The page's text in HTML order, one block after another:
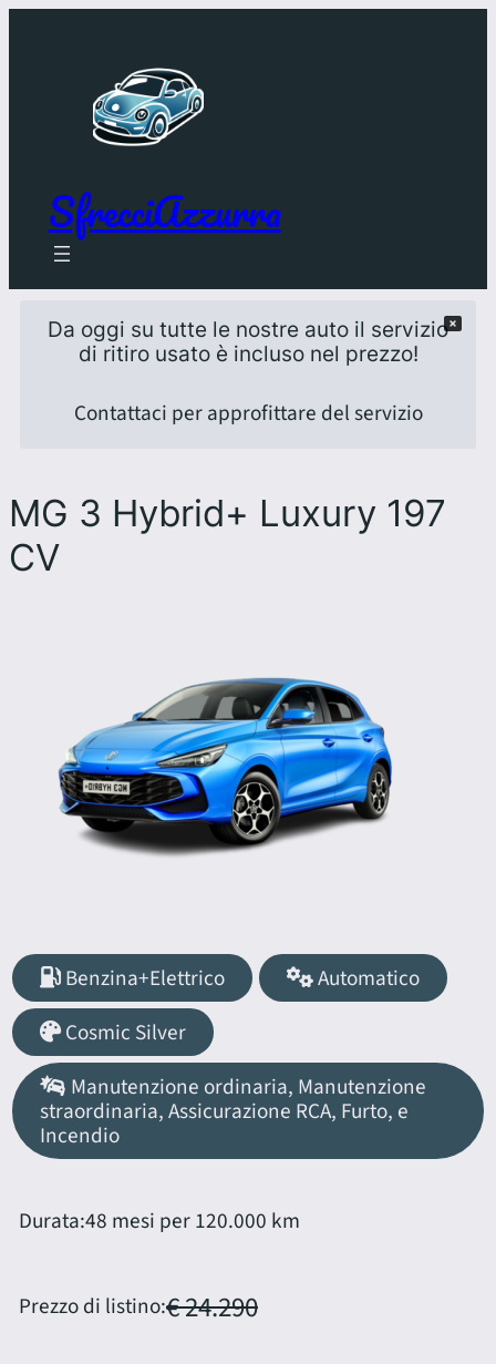
SfrecciAzzurra
Da oggi su tutte le nostre auto il servizio
di ritiro usato è incluso nel prezzo!
Contattaci per approfittare del servizio
MG 3 Hybrid+ Luxury 197
CV
Benzina+Elettrico
Automatico
Cosmic Silver
Manutenzione ordinaria, Manutenzione
straordinaria, Assicurazione RCA, Furto, e
Incendio
Durata:48 mesi per 120.000 km
Prezzo di listino:€ 24.290